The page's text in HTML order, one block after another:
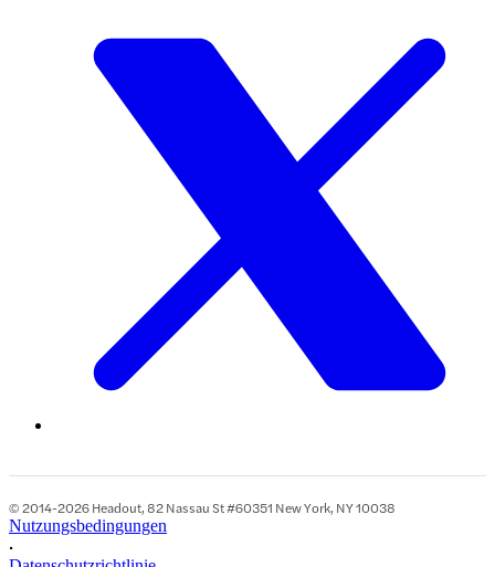
© 2014-2026 Headout, 82 Nassau St #60351 New York, NY 10038
Nutzungsbedingungen
•